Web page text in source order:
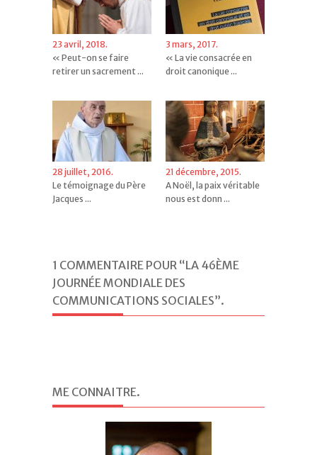
23 avril, 2018.
« Peut-on se faire
retirer un sacrement ...
3 mars, 2017.
« La vie consacrée en
droit canonique ...
28 juillet, 2016.
Le témoignage du Père
Jacques ...
21 décembre, 2015.
A Noël, la paix véritable
nous est donn ...
1 COMMENTAIRE POUR “LA 46ÈME
JOURNÉE MONDIALE DES
COMMUNICATIONS SOCIALES”.
ME CONNAITRE.